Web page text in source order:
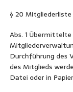
§ 20 Mitgliederliste
Abs. 1
Durchführung des
des Mitglieds
Datei oder in